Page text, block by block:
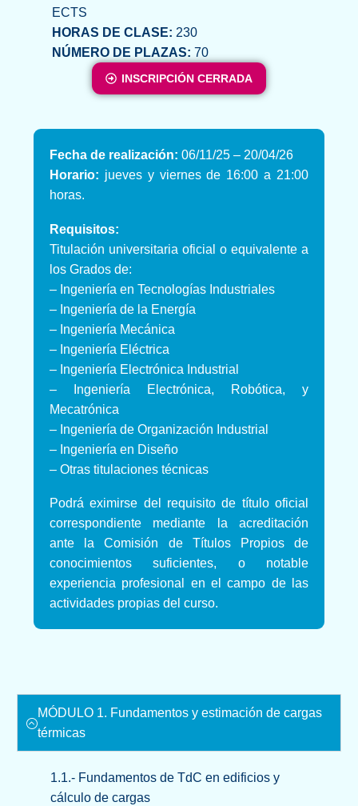
ECTS
HORAS DE CLASE: 230
NÚMERO DE PLAZAS: 70
INSCRIPCIÓN CERRADA
Fecha de realización: 06/11/25 – 20/04/26
Horario: jueves y viernes de 16:00 a 21:00
horas.
Requisitos:
Titulación universitaria oficial o equivalente a
los Grados de:
– Ingeniería en Tecnologías Industriales
– Ingeniería de la Energía
– Ingeniería Mecánica
– Ingeniería Eléctrica
– Ingeniería Electrónica Industrial
– Ingeniería Electrónica, Robótica, y
Mecatrónica
– Ingeniería de Organización Industrial
– Ingeniería en Diseño
– Otras titulaciones técnicas
Podrá eximirse del requisito de título oficial
correspondiente mediante la acreditación
ante la Comisión de Títulos Propios de
conocimientos suficientes, o notable
experiencia profesional en el campo de las
actividades propias del curso.
MÓDULO 1. Fundamentos y estimación de cargas
térmicas
1.1.- Fundamentos de TdC en edificios y
cálculo de cargas